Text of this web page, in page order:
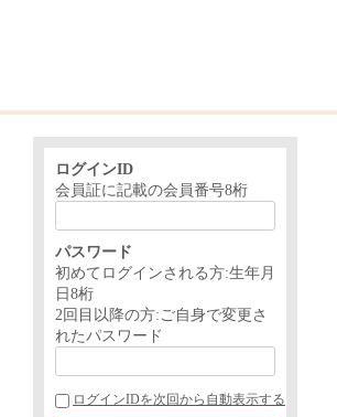
ログインID
会員証に記載の会員番号8桁
パスワード
初めてログインされる方:生年月
日8桁
2回目以降の方:ご自身で変更さ
れたパスワード
ログインIDを次回から自動表示する